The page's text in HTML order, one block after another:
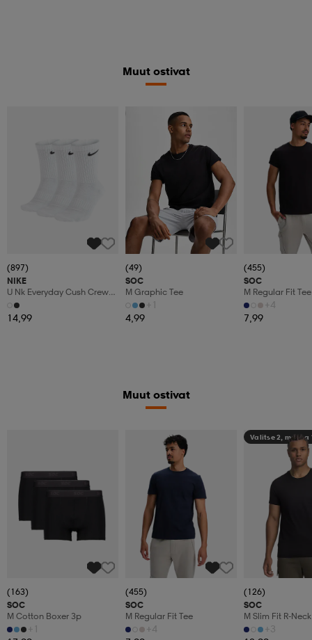
Muut ostivat
(897)
NIKE
U Nk Everyday Cush Crew
3pr
14,99
(49)
SOC
M Graphic Tee
+1
4,99
(455)
SOC
M Regular Fit Tee
+4
7,99
Muut ostivat
(163)
SOC
M Cotton Boxer 3p
+1
(455)
SOC
M Regular Fit Tee
+4
Valitse 2, maksa
(126)
SOC
M Slim Fit R-
+3